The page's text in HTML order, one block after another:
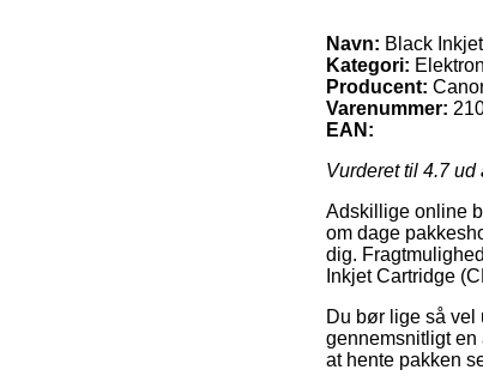
Navn: Black
Kategori:
Producent:
Varenummer:
EAN:
Vurderet til 4.7ud
Adskillige online
om dage
dig.
Inkjet Cartridge
Du bør lige så vel
gennemsnitligt en
at hente pakken